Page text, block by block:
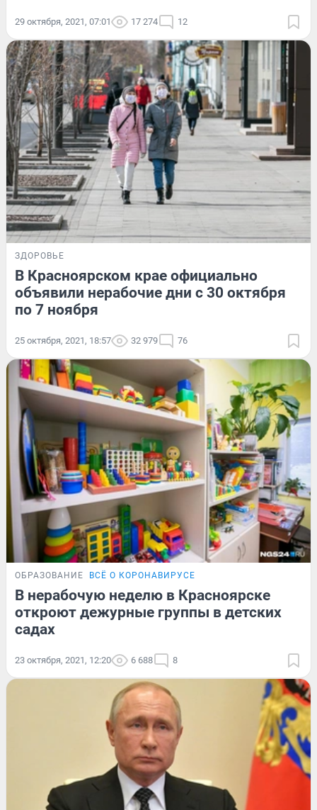
29 октября, 2021, 07:01 17 274 12
ЗДОРОВЬЕ
В Красноярском крае официально
объявили нерабочие дни с 30 октября
по 7 ноября
25 октября, 2021, 18:57 32 979 76
ОБРАЗОВАНИЕ ВСЁ О КОРОНАВИРУСЕ
В нерабочую неделю в Красноярске
откроют дежурные группы в детских
садах
23 октября, 2021, 12:20 6 688 8